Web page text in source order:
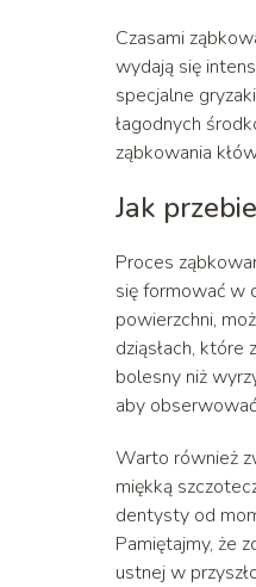
Czasami
wydają się
specjalne
łagodnych
ząbkowania
Jak
Proces
się formować w
powierzchni,
dziąsłach,
bolesny niż
aby
Warto również
miękką
dentysty od
Pamiętajmy, że
ustnej w